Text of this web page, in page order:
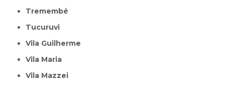
Tremembé
Tucuruvi
Vila Guilherme
Vila Maria
Vila Mazzei